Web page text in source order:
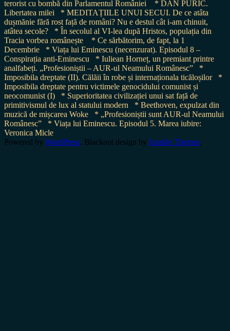
terorist cu bombă din Parlamentul României
* DAN PURIC.
Libertatea milei
* MEDITAȚIILE UNUI SECUI. De ce atâta
dușmănie fără rost față de români? Nu e destul cât i-am chinuit,
atâtea secole?
* În secolul al VI-lea după Hristos, populația din
Tracia vorbea românește
* Ce sărbătorim, de fapt, la 1
Decembrie
* Viața lui Eminescu (necenzurat). Episodul 8 –
Conspirația anti-Eminescu
* Iuliean Horneț, un premiant printre
analfabeți. „Profesioniștii – AUR-ul Neamului Românesc”
*
Imposibila dreptate (II). Călăii în robe și internaționala ticăloșilor
*
Imposibila dreptate pentru victimele genocidului comunist și
neocomunist (I)
* Superioritatea civilizației unui sat față de
primitivismul de lux al statului modern
* Beethoven, expulzat din
muzică de mișcarea Woke
* „Profesioniștii sunt AUR-ul Neamului
Românesc”
* Viața lui Eminescu. Episodul 5. Marea iubire:
Veronica Micle
Powered by WordPress. Blackoot design by Iceable Themes.